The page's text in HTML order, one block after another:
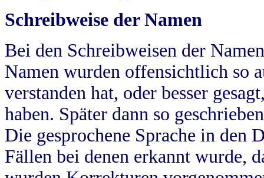
Schreibweise der Namen
Bei den Schreibweisen der
Namen wurden offensichtlich so
verstanden hat, oder besser
haben. Später dann so
Die gesprochene Sprache in
Fällen bei denen erkannt wurde,